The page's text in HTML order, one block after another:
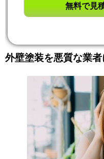
外壁塗装を悪質な業